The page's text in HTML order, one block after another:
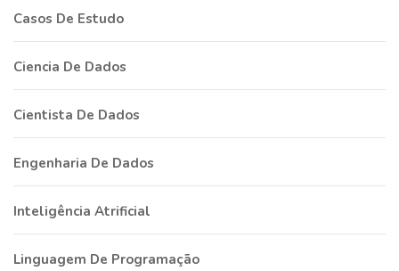
Casos De Estudo
Ciencia De Dados
Cientista De Dados
Engenharia De Dados
Inteligência Atrificial
Linguagem De Programação